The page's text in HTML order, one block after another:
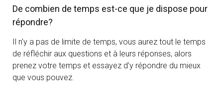
De combien de temps est-ce que je dispose pour
répondre?
Il n'y a pas de limite de temps, vous aurez tout le temps
de réfléchir aux questions et à leurs réponses, alors
prenez votre temps et essayez d'y répondre du mieux
que vous pouvez.